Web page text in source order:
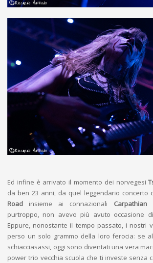
Ed infine è arrivato il momento dei norvegesi
da ben 23 anni, da quel leggendario concerto
Road insieme ai connazionali Carpathian
purtroppo, non avevo più avuto occasione
Eppure, nonostante il tempo passato, i nostri
perso un solo grammo della loro ferocia: se
schiacciasassi, oggi sono diventati una vera
power trio vecchia scuola che ti investe senza